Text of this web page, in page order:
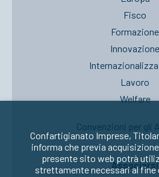
Fisco
Formazione
Innovazione
Lavoro
Welfare
Convenzioni per gli
Associarsi
Confartigianato Imprese,
informa che previa
presente sito web potrà
strettamente necessari al fine